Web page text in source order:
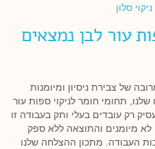
ניקוי סלון
עור לבן נמצאים
של צבירת ניסיון ומיומנות
תחומי חומר לניקוי ספות עור
רק עובדים בעלי ותק בעבודה זו
מיומנים והתוצאה ללא ספק
העבודה. מתכון ההצלחה שלנו